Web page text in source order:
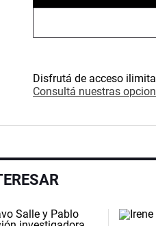
Disfrutá de acceso
Consultá nuestras